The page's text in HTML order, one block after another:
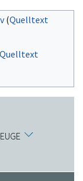
(Quelltext
Quelltext